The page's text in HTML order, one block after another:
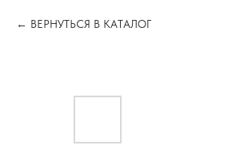
ВЕРНУТЬСЯ В КАТАЛОГ